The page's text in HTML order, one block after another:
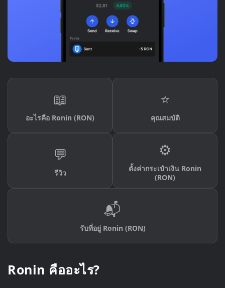
📖
อะไรคือ Ronin (RON)
⭐
คุณสมบัติ
💬
รีวิว
⚙️
ตั้งค่ากระเป๋าเงิน Ronin
(RON)
📬
รับที่อยู่ Ronin (RON)
Ronin คืออะไร?